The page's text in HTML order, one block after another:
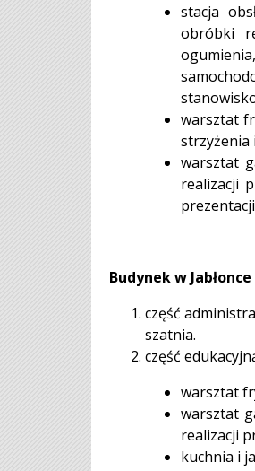
stacja
obróbki
warsztat
strzyżenia
warsztat
realizacji
Budynek w
część
szatnia.
część
warsztat
warsztat
realizacji
kuchnia i